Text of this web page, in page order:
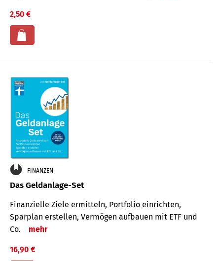
2,50 €
FINANZEN
Das Geldanlage-Set
Finanzielle Ziele ermitteln, Portfolio einrichten,
Sparplan erstellen, Vermögen aufbauen mit ETF und
Co.
mehr
16,90 €